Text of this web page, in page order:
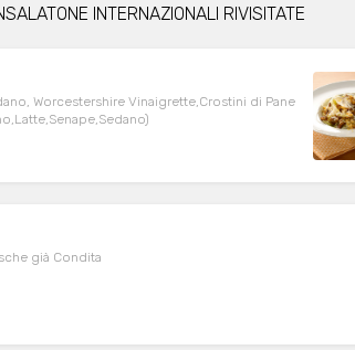
INTERNAZIONALI RIVISITATE
Worcestershire Vinaigrette,Crostini di Pane
già Condita